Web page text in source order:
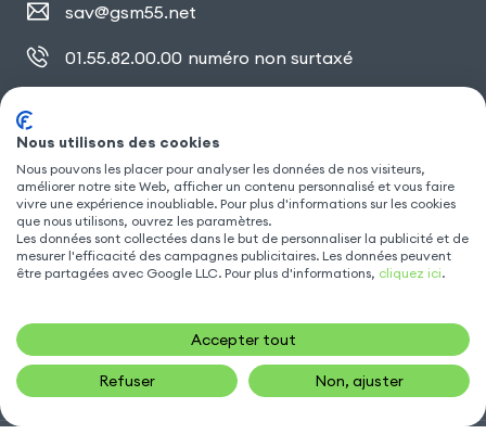
sav@gsm55.net
01.55.82.00.00 numéro non surtaxé
SUIVEZ NOUS
Nous utilisons des cookies
Nous pouvons les placer pour analyser les données de nos visiteurs,
améliorer notre site Web, afficher un contenu personnalisé et vous faire
vivre une expérience inoubliable. Pour plus d'informations sur les cookies
que nous utilisons, ouvrez les paramètres.
Les données sont collectées dans le but de personnaliser la publicité et de
mesurer l'efficacité des campagnes publicitaires. Les données peuvent
être partagées avec Google LLC. Pour plus d'informations, cliquez ici.
Accepter tout
Refuser Non, ajuster